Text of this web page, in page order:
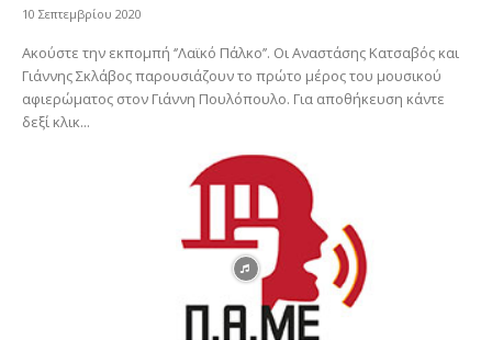
10 Σεπτεμβρίου 2020
Ακούστε την εκπομπή ‘’Λαϊκό Πάλκο’’. Οι Αναστάσης Κατσαβός και
Γιάννης Σκλάβος παρουσιάζουν το πρώτο μέρος του μουσικού
αφιερώματος στον Γιάννη Πουλόπουλο. Για αποθήκευση κάντε
δεξί κλικ...